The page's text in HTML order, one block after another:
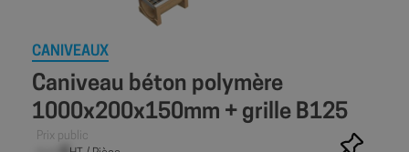
CANIVEAUX
Caniveau béton polymère
1000x200x150mm + grille B125
Prix public